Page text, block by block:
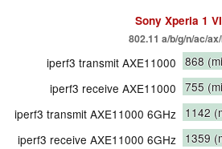
Sony Xperia 1
802.11 a/​b/​g/​n/​ac/​
iperf3 transmit AXE11000 868
iperf3 receive AXE11000 755
iperf3 transmit AXE11000 6GHz 1142
iperf3 receive AXE11000 6GHz 1359